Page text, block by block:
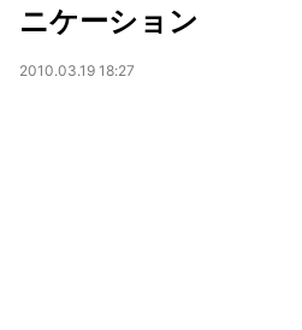
ニケーション
2010.03.19 18:27